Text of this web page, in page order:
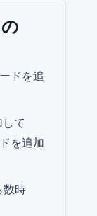
ドを追
て
を追加
数時